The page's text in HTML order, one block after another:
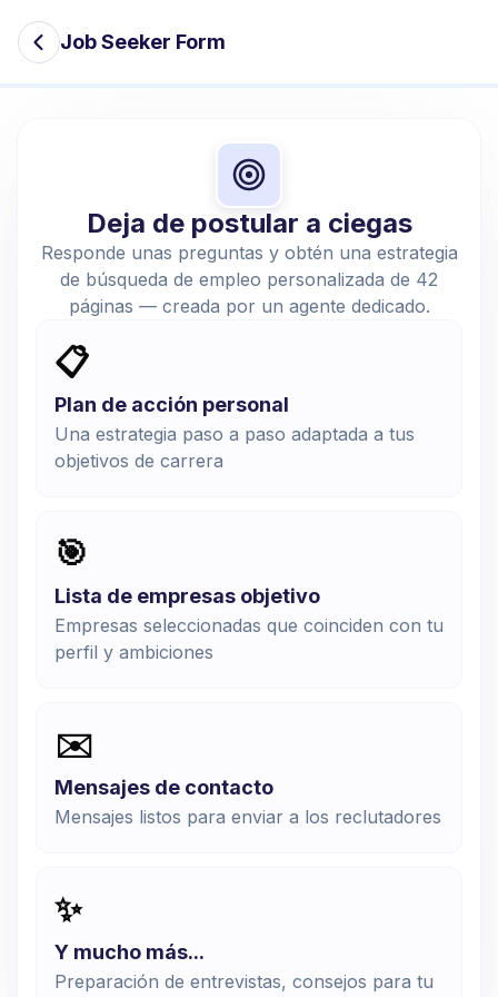
Job Seeker Form
Deja de postular a ciegas
Responde unas preguntas y obtén una estrategia
de búsqueda de empleo personalizada de 42
páginas — creada por un agente dedicado.
📋
Plan de acción personal
Una estrategia paso a paso adaptada a tus
objetivos de carrera
🎯
Lista de empresas objetivo
Empresas seleccionadas que coinciden con tu
perfil y ambiciones
✉️
Mensajes de contacto
Mensajes listos para enviar a los reclutadores
✨
Y mucho más...
Preparación de entrevistas, consejos para tu